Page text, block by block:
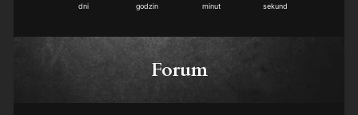
dni godzin minut sekund
Forum